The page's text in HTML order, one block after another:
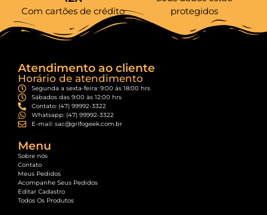
Com cartões de crédito
protegidos
Atendimento ao cliente
Horário de atendimento
Segunda a sexta-feira: 9:00 às 18:00 hrs
Sábados das 9:00 às 12:00 hrs
Contato: (47) 99992-3322
Whatsapp: (47) 99992-3322
E-mail: sac@grifogeek.com.br
Menu
Sobre nós
Contato
Meus Pedidos
Acompanhe Seus Pedidos
Editar Cadastro
Todos Os Produtos